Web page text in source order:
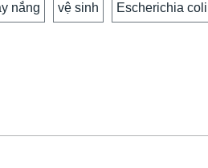
nắng vệ sinh Escherichia coli